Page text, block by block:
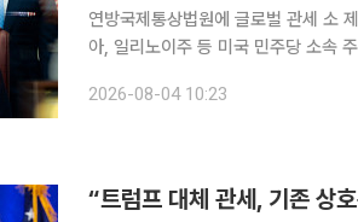
연방국제통상법원에 글로벌 관세 소 제기"대
아, 일리노이주 등 미국 민주당 소속
연방국제통상법원에 도널드 트럼프
2026-08-04 10:23
“트럼프 대체 관세, 기존 상